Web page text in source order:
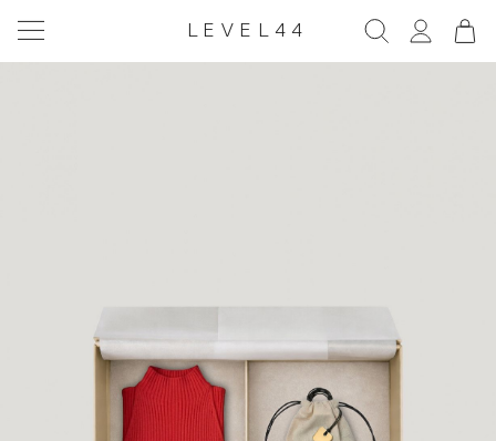
LEVEL44